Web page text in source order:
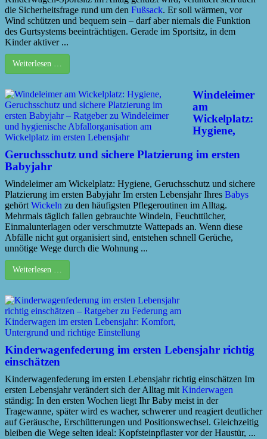
die Sicherheitsfrage rund um den Fußsack. Er soll wärmen, vor
Wind schützen und bequem sein – darf aber niemals die Funktion
des Gurtsystems beeinträchtigen. Gerade im Sportsitz, in dem
Kinder aktiver ...
Weiterlesen …
Windeleimer
am
Wickelplatz:
Hygiene,
Geruchsschutz und sichere Platzierung im ersten
Babyjahr
Windeleimer am Wickelplatz: Hygiene, Geruchsschutz und sichere
Platzierung im ersten Babyjahr Im ersten Lebensjahr Ihres Babys
gehört Wickeln zu den häufigsten Pflegeroutinen im Alltag.
Mehrmals täglich fallen gebrauchte Windeln, Feuchttücher,
Einmalunterlagen oder verschmutzte Wattepads an. Wenn diese
Abfälle nicht gut organisiert sind, entstehen schnell Gerüche,
unnötige Wege durch die Wohnung ...
Weiterlesen …
Kinderwagenfederung im ersten Lebensjahr richtig
einschätzen
Kinderwagenfederung im ersten Lebensjahr richtig einschätzen Im
ersten Lebensjahr verändert sich der Alltag mit Kinderwagen
ständig: In den ersten Wochen liegt Ihr Baby meist in der
Tragewanne, später wird es wacher, schwerer und reagiert deutlicher
auf Geräusche, Erschütterungen und Positionswechsel. Gleichzeitig
bleiben die Wege selten ideal: Kopfsteinpflaster vor der Haustür, ...